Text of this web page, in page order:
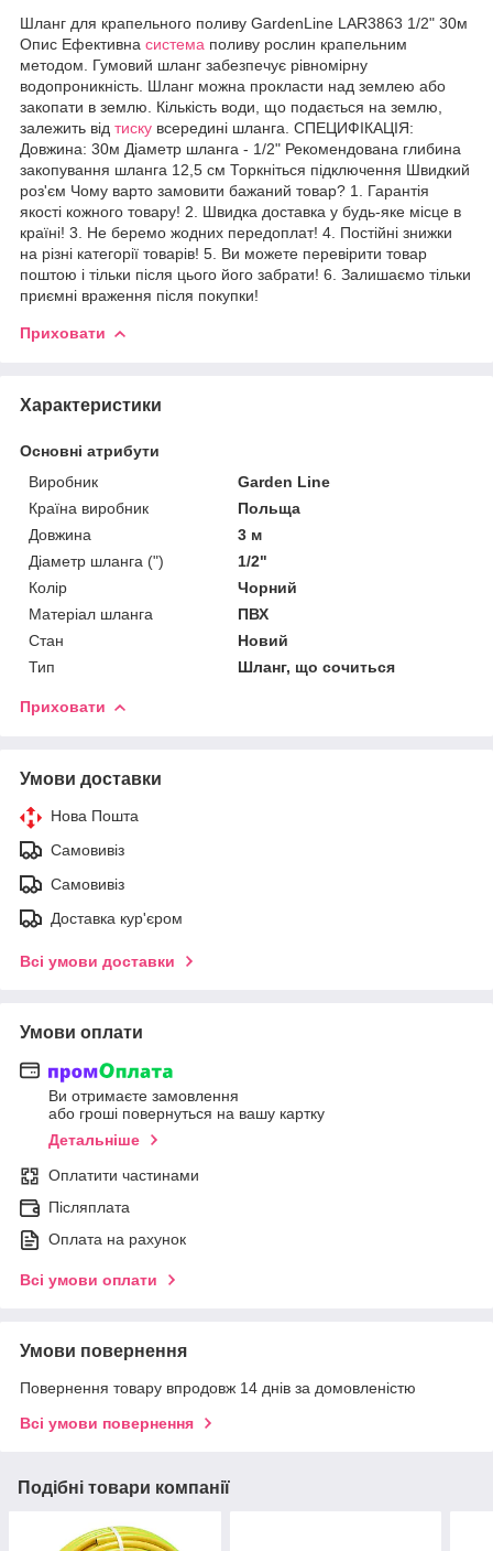
Шланг для крапельного поливу GardenLine LAR3863 1/2" 30м
Опис Ефективна система поливу рослин крапельним
методом. Гумовий шланг забезпечує рівномірну
водопроникність. Шланг можна прокласти над землею або
закопати в землю. Кількість води, що подається на землю,
залежить від тиску всередині шланга. СПЕЦИФІКАЦІЯ:
Довжина: 30м Діаметр шланга - 1/2" Рекомендована глибина
закопування шланга 12,5 см Торкніться підключення Швидкий
роз'єм Чому варто замовити бажаний товар? 1. Гарантія
якості кожного товару! 2. Швидка доставка у будь-яке місце в
країні! 3. Не беремо жодних передоплат! 4. Постійні знижки
на різні категорії товарів! 5. Ви можете перевірити товар
поштою і тільки після цього його забрати! 6. Залишаємо тільки
приємні враження після покупки!
Приховати
Характеристики
Основні атрибути
Виробник
Garden Line
Країна виробник
Польща
Довжина
3 м
Діаметр шланга (")
1/2"
Колір
Чорний
Матеріал шланга
ПВХ
Стан
Новий
Тип
Шланг, що сочиться
Приховати
Умови доставки
Нова Пошта
Самовивіз
Самовивіз
Доставка кур'єром
Всі умови доставки
Умови оплати
Ви отримаєте замовлення
або гроші повернуться на вашу картку
Детальніше
Оплатити частинами
Післяплата
Оплата на рахунок
Всі умови оплати
Умови повернення
Повернення товару впродовж 14 днів за домовленістю
Всі умови повернення
Подібні товари компанії